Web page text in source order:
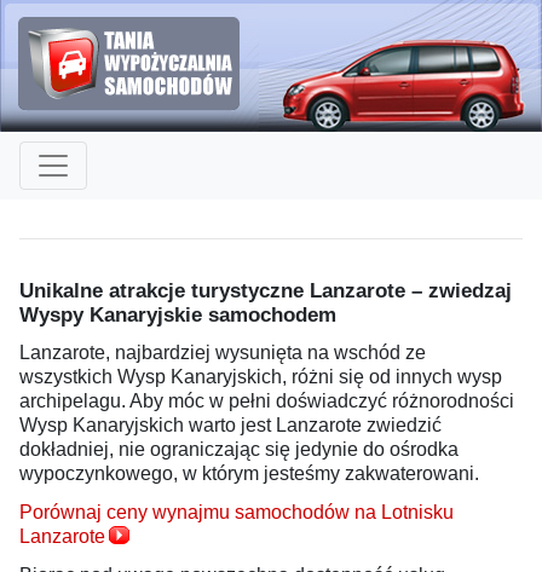
Unikalne atrakcje turystyczne Lanzarote – zwiedzaj
Wyspy Kanaryjskie samochodem
Lanzarote, najbardziej wysunięta na wschód ze
wszystkich Wysp Kanaryjskich, różni się od innych wysp
archipelagu. Aby móc w pełni doświadczyć różnorodności
Wysp Kanaryjskich warto jest Lanzarote zwiedzić
dokładniej, nie ograniczając się jedynie do ośrodka
wypoczynkowego, w którym jesteśmy zakwaterowani.
Porównaj ceny wynajmu samochodów na Lotnisku
Lanzarote